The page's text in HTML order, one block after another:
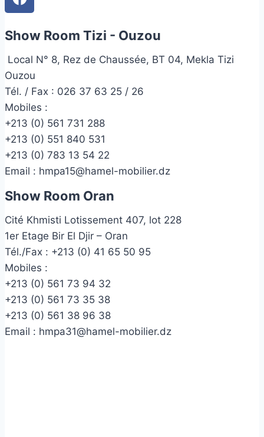
Show Room Tizi - Ouzou
Local N° 8, Rez de Chaussée, BT 04, Mekla Tizi
Ouzou
Tél. / Fax : 026 37 63 25 / 26
Mobiles :
+213 (0) 561 731 288
+213 (0) 551 840 531
+213 (0) 783 13 54 22
Email : hmpa15@hamel-mobilier.dz
Show Room Oran
Cité Khmisti Lotissement 407, lot 228
1er Etage Bir El Djir – Oran
Tél./Fax : +213 (0) 41 65 50 95
Mobiles :
+213 (0) 561 73 94 32
+213 (0) 561 73 35 38
+213 (0) 561 38 96 38
Email : hmpa31@hamel-mobilier.dz